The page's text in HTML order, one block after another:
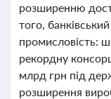
розширенню
того,
промисловість:
рекордну
млрд грн під
розширення